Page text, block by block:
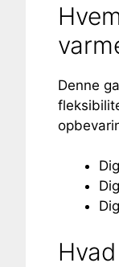
Denne